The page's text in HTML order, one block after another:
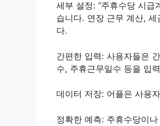
세부 설정: “주휴수당 시급
습니다. 연장 근무 계산,
다.
간편한 입력: 사용자들은
수, 주휴근무일수 등을 입
데이터 저장: 어플은 사용
정확한 예측: 주휴수당이